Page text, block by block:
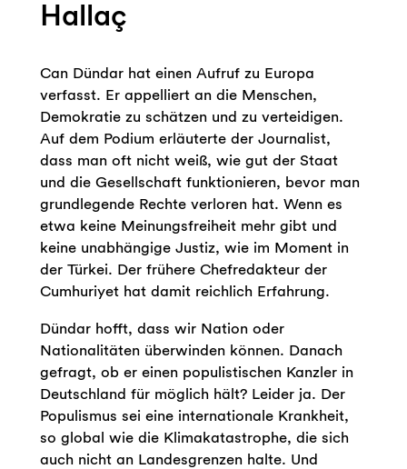
Hallaç
Can Dündar hat einen Aufruf zu Europa
verfasst. Er appelliert an die Menschen,
Demokratie zu schätzen und zu verteidigen.
Auf dem Podium erläuterte der Journalist,
dass man oft nicht weiß, wie gut der Staat
und die Gesellschaft funktionieren, bevor man
grundlegende Rechte verloren hat. Wenn es
etwa keine Meinungsfreiheit mehr gibt und
keine unabhängige Justiz, wie im Moment in
der Türkei. Der frühere Chefredakteur der
Cumhuriyet hat damit reichlich Erfahrung.
Dündar hofft, dass wir Nation oder
Nationalitäten überwinden können. Danach
gefragt, ob er einen populistischen Kanzler in
Deutschland für möglich hält? Leider ja. Der
Populismus sei eine internationale Krankheit,
so global wie die Klimakatastrophe, die sich
auch nicht an Landesgrenzen halte. Und